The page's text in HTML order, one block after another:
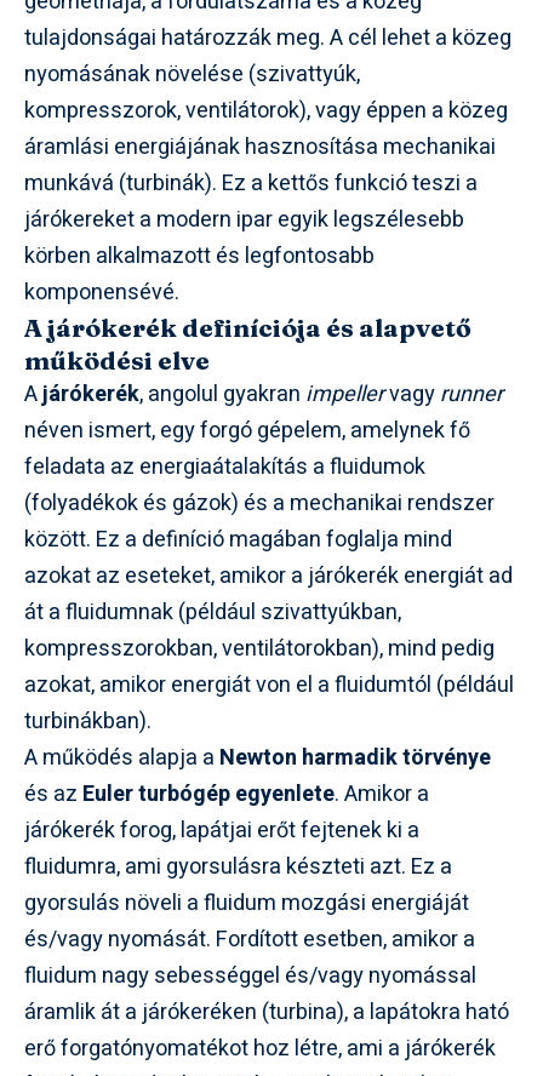
tulajdonságai határozzák meg. A cél lehet a közeg
nyomásának növelése (szivattyúk,
kompresszorok, ventilátorok), vagy éppen a közeg
áramlási energiájának hasznosítása mechanikai
munkává (turbinák). Ez a kettős funkció teszi a
járókereket a modern ipar egyik legszélesebb
körben alkalmazott és legfontosabb
komponensévé.
A járókerék definíciója és alapvető
működési elve
Ajárókerék, angolul gyakran impellervagyrunner
néven ismert, egy forgó gépelem, amelynek fő
feladata az energiaátalakítás a fluidumok
(folyadékok és gázok) és a mechanikai rendszer
között. Ez a definíció magában foglalja mind
azokat az eseteket, amikor a járókerék energiát ad
át a fluidumnak (például szivattyúkban,
kompresszorokban, ventilátorokban), mind pedig
azokat, amikor energiát von el a fluidumtól (például
turbinákban).
A működés alapja a Newton harmadik törvénye
és az Euler turbógép egyenlete. Amikor a
járókerék forog, lapátjai erőt fejtenek ki a
fluidumra, ami gyorsulásra készteti azt. Ez a
gyorsulás növeli a fluidum mozgási energiáját
és/vagy nyomását. Fordított esetben, amikor a
fluidum nagy sebességgel és/vagy nyomással
áramlik át a járókeréken (turbina), a lapátokra ható
erő forgatónyomatékot hoz létre, ami a járókerék